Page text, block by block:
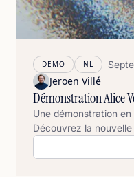
DEMO NL
Jeroen Villé
Démonstration Alice
Une démonstration
Découvrez la